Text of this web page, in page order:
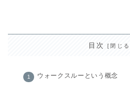
目次
ウォークスルーという概念